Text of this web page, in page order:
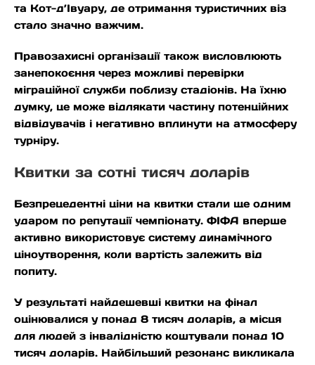
та Кот-д’Івуару, де отримання туристичних віз
стало значно важчим.
Правозахисні організації також висловлюють
занепокоєння через можливі перевірки
міграційної служби поблизу стадіонів. На їхню
думку, це може відлякати частину потенційних
відвідувачів і негативно вплинути на атмосферу
турніру.
Квитки за сотні тисяч доларів
Безпрецедентні ціни на квитки стали ще одним
ударом по репутації чемпіонату. ФІФА вперше
активно використовує систему динамічного
ціноутворення, коли вартість залежить від
попиту.
У результаті найдешевші квитки на фінал
оцінювалися у понад 8 тисяч доларів, а місця
для людей з інвалідністю коштували понад 10
тисяч доларів. Найбільший резонанс викликала